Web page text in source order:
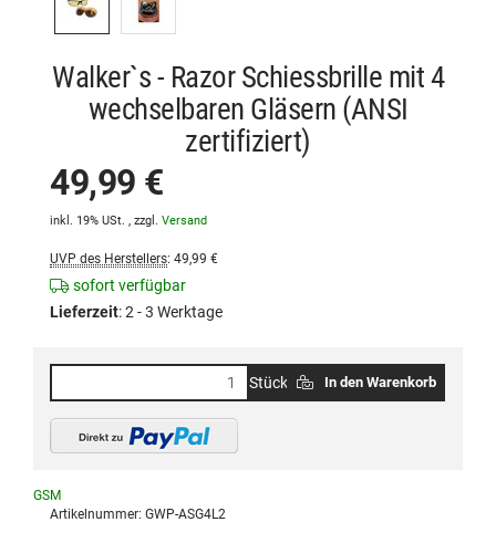
Walker`s - Razor Schiessbrille mit 4
wechselbaren Gläsern (ANSI
zertifiziert)
49,99 €
inkl. 19% USt. , zzgl. Versand
UVP des Herstellers: 49,99 €
sofort verfügbar
Lieferzeit:2 - 3 Werktage
Stück In den Warenkorb
GSM
Artikelnummer: GWP-ASG4L2